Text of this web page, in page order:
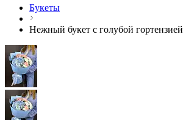
Букеты
Нежный букет с голубой гортензией